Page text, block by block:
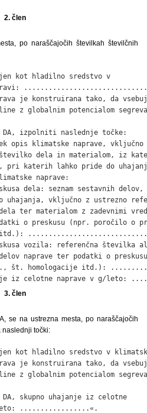
2. člen
po naraščajočih številkah številčnih
kot hladilno sredstvo v
je konstruirana tako, da
z globalnim potencialom
izpolniti naslednje točke:
opis klimatske naprave, vključno
dela in materialom, iz
pri katerih lahko pride do
naprave:
dela: seznam sestavnih
uhajanja, vključno z ustrezno
ter materialom z zadevnimi
o preskusu (npr. poročilo o
vozila: referenčna številka
naprave ter podatki o
št. homologacije itd.):
iz celotne naprave v g/
3. člen
se na ustrezna mesta, po naraščajočih
naslednji točki:
kot hladilno sredstvo v
je konstruirana tako, da
z globalnim potencialom
skupno uhajanje iz celotne
.................«.